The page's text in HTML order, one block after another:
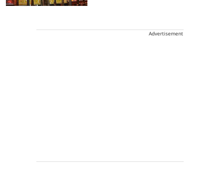
Advertisement